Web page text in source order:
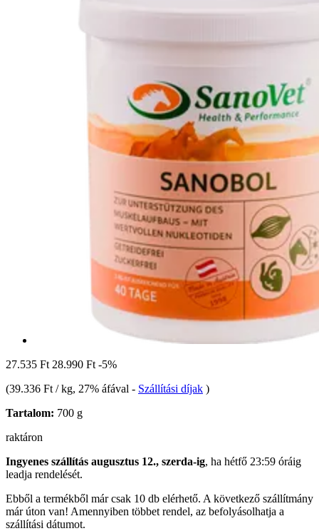
27.535 Ft 28.990 Ft -5%
(39.336 Ft / kg, 27% áfával - Szállítási díjak )
Tartalom: 700 g
raktáron
Ingyenes szállítás augusztus 12., szerda-ig, ha hétfő 23:59 óráig
leadja rendelését.
Ebből a termékből már csak 10 db elérhető. A következő szállítmány
már úton van! Amennyiben többet rendel, az befolyásolhatja a
szállítási dátumot.